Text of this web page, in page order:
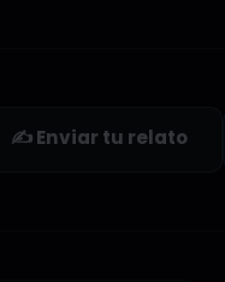
✍️ Enviar tu relato